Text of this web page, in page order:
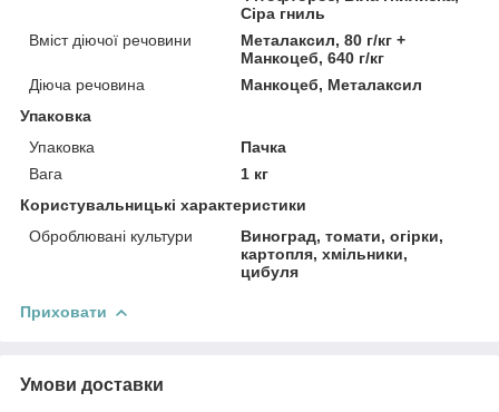
Сіра гниль
Вміст діючої речовини
Металаксил, 80 г/кг +
Манкоцеб, 640 г/кг
Діюча речовина
Манкоцеб, Металаксил
Упаковка
Упаковка
Пачка
Вага
1 кг
Користувальницькі характеристики
Оброблювані культури
Виноград, томати, огірки,
картопля, хмільники,
цибуля
Приховати
Умови доставки